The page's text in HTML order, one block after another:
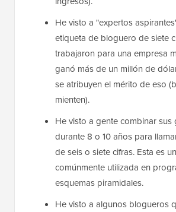
He visto a "expertos
etiqueta de bloguero de siete
trabajaron para una empresa
ganó más de un millón de
se atribuyen el mérito de eso
mienten).
He visto a gente combinar sus
durante 8 o 10 años para
de seis o siete cifras. Esta es
comúnmente utilizada en
esquemas piramidales.
He visto a algunos blogueros